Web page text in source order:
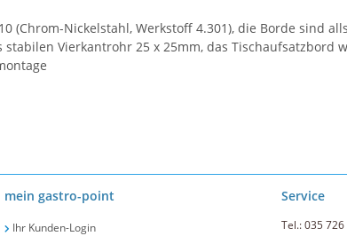
(Chrom-Nickelstahl, Werkstoff 4.301), die Borde sind
Vierkantrohr 25 x 25mm, das
mein gastro-point
Ihr Kunden-Login
Service
Tel.: 035